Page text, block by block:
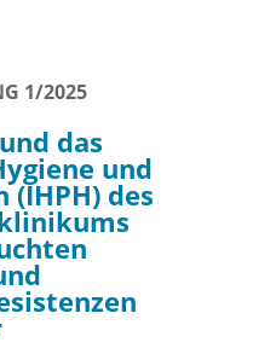
1/2025
das
und
(IHPH) des